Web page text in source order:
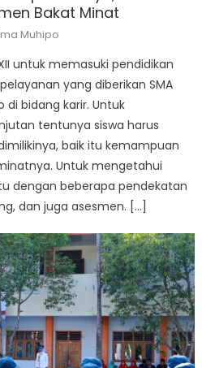
Bakat Minat
Muhipo
untuk memasuki pendidikan
yang diberikan SMA
di bidang karir. Untuk
tentunya siswa harus
baik itu kemampuan
Untuk mengetahui
dengan beberapa pendekatan
dan juga asesmen. […]